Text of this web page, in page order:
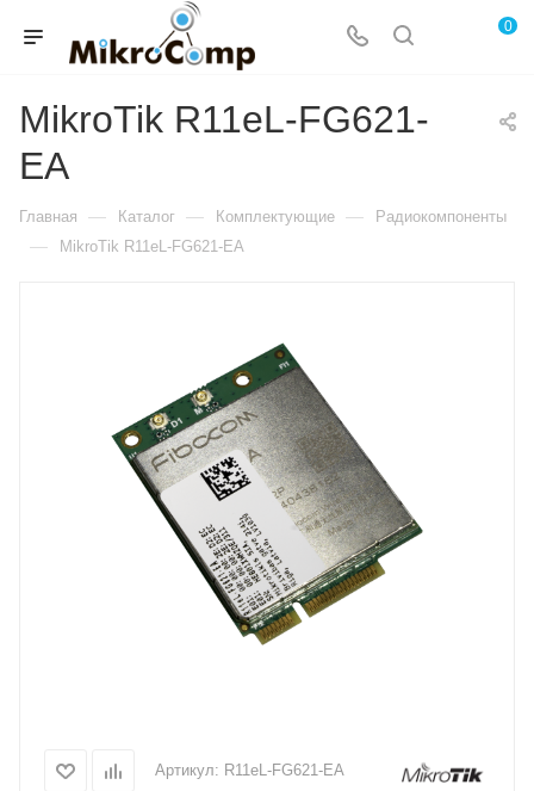
0
MikroTik R11eL-FG621-
EA
Главная — Каталог — Комплектующие — Радиокомпоненты
— MikroTik R11eL-FG621-EA
Артикул: R11eL-FG621-EA